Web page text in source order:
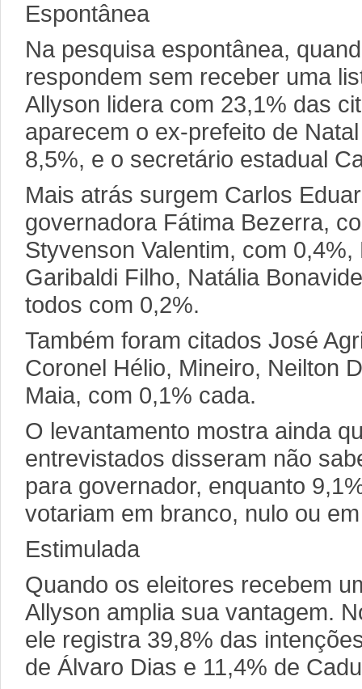
Espontânea
Na pesquisa espontânea,
respondem sem receber uma
Allyson lidera com 23,1% das
aparecem o ex-prefeito de
8,5%, e o secretário estadual
Mais atrás surgem Carlos
governadora Fátima Bezerra,
Styvenson Valentim, com
Garibaldi Filho, Natália
todos com 0,2%.
Também foram citados José
Coronel Hélio, Mineiro, Neilton
Maia, com 0,1% cada.
O levantamento mostra ainda
entrevistados disseram não
para governador, enquanto
votariam em branco, nulo ou
Estimulada
Quando os eleitores recebem
Allyson amplia sua vantagem.
ele registra 39,8% das
de Álvaro Dias e 11,4% de